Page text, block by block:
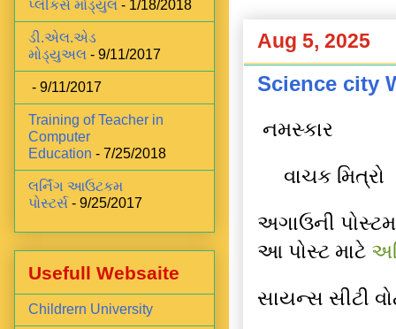
Aug 5, 2025
Science city
નમસ્કાર
વાચક મિત્રો
અગાઉની
આ પોસ્ટ માટે
સાયન્સ સીટી
પ્લીકર્સ મોડ્યુલ - 1/18/2018
ડી.એલ.એડ
મોડ્યુઅલ - 9/11/2017
- 9/11/2017
Training of Teacher in
Computer
Education - 7/25/2018
લર્નિંગ આઉટકમ
પોસ્ટર્સ - 9/25/2017
Usefull Websaite
Childrern University